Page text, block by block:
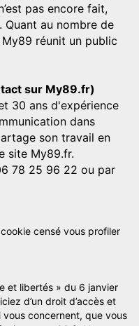
pas encore fait,
. Quant au nombre de
réunit un public
sur My89.fr)
30 ans d'expérience
dans
son travail en
site My89.fr.
78 25 96 22 ou par
censé vous profiler
et libertés » du 6 janvier
d’un droit d’accès et
concernent, que vous